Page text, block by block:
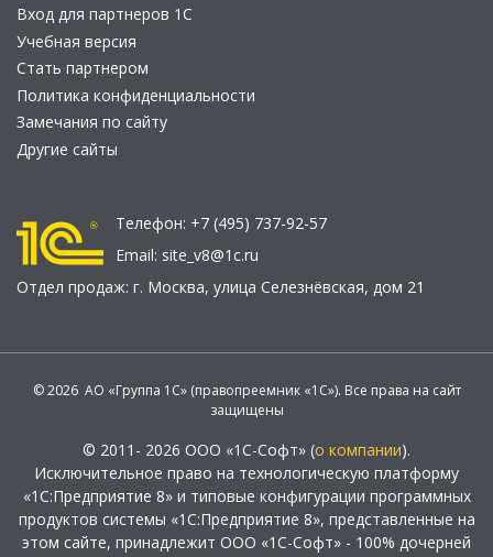
Вход для партнеров 1С
Учебная версия
Стать партнером
Политика конфиденциальности
Замечания по сайту
Другие сайты
Телефон: +7 (495) 737-92-57
Email: site_v8@1c.ru
Отдел продаж: г. Москва, улица Селезнёвская, дом 21
© 2026 АО «Группа 1С» (правопреемник «1С»). Все права на сайт
защищены
© 2011- 2026 ООО «1С-Софт» (о компании).
Исключительное право на технологическую платформу
«1С:Предприятие 8» и типовые конфигурации программных
продуктов системы «1С:Предприятие 8», представленные на
этом сайте, принадлежит ООО «1С-Софт» - 100% дочерней